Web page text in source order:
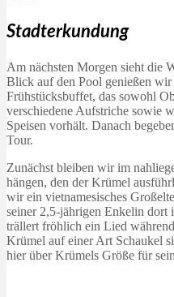
Stadterkundung
Am nächsten Morgen sieht die
Blick auf den Pool genießen wir
Frühstücksbuffet, das sowohl
verschiedene Aufstriche sowie
Speisen vorhält. Danach
Tour.
Zunächst bleiben wir im
hängen, den der Krümel
wir ein vietnamesisches
seiner 2,5-jährigen Enkelin
trällert fröhlich ein Lied
Krümel auf einer Art Schaukel
hier über Krümels Größe für